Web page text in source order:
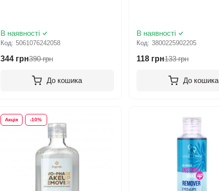
В наявності
Код: 5061076242058
344 грн390 грн
До кошика
В наявності
Код: 3800225902205
118 грн133 грн
До кошика
Акція -10%